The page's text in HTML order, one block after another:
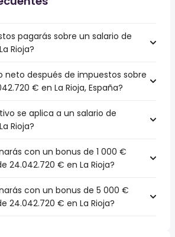
pagarás sobre un salario de
Rioja?
neto después de impuestos sobre
€ en La Rioja, España?
se aplica a un salario de
Rioja?
con un bonus de 1 000 €
24.042.720 € en La Rioja?
con un bonus de 5 000 €
24.042.720 € en La Rioja?